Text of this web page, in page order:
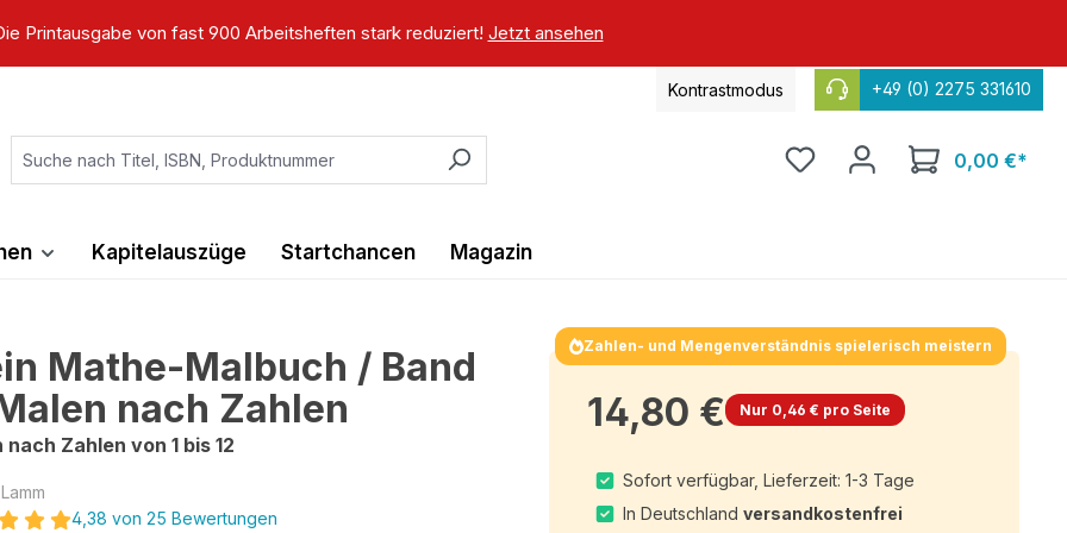
Printausgabe von fast 900 Arbeitsheften stark reduziert! Jetzt ansehen
Kontrastmodus +49 (0) 2275 331610
0,00 €*
Kapitelauszüge Startchancen Magazin
Mathe-Malbuch / Band
nach Zahlen
nach Zahlen von 1 bis 12
4,38 von 25 Bewertungen
Zahlen- und Mengenverständnis spielerisch meistern
14,80 € Nur 0,46 € pro Seite
Sofort verfügbar, Lieferzeit: 1-3 Tage
In Deutschland versandkostenfrei